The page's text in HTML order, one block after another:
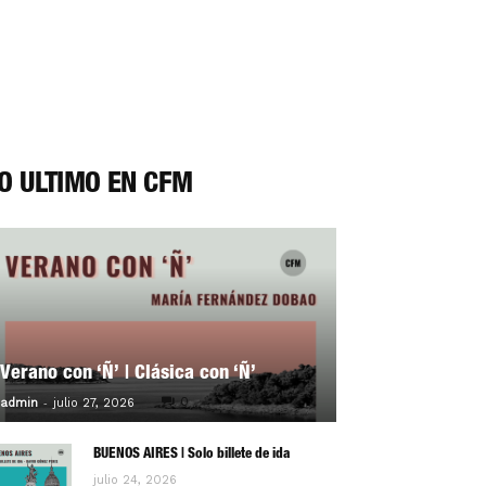
ÚLTIMO EN CFM
Verano con ‘Ñ’ | Clásica con ‘Ñ’
admin - julio 27, 2026 0
BUENOS AIRES | Solo billete de ida
julio 24, 2026